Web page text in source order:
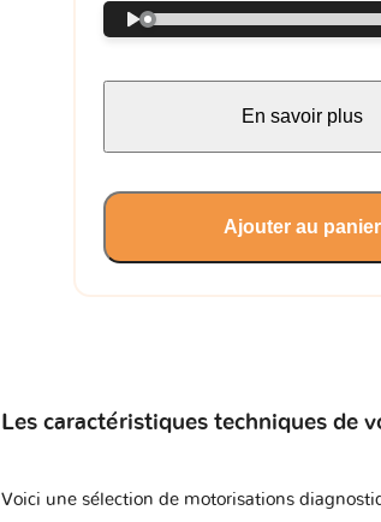
En savoir plus
Ajouter au panier
Les caractéristiques techniques de
Voici une sélection de motorisations